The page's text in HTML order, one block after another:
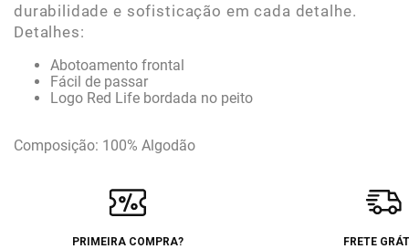
durabilidade e sofisticação em cada detalhe.
Detalhes:
Abotoamento frontal
Fácil de passar
Logo Red Life bordada no peito
Composição: 100% Algodão
PRIMEIRA COMPRA?
FRETE